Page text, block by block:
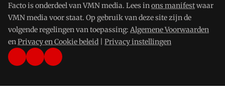
Facto is onderdeel van VMN media. Lees inons manifestwaar
VMN media voor staat. Op gebruik van deze site zijn de
volgende regelingen van toepassing: Algemene Voorwaarden
enPrivacy en Cookie beleid Privacy instellingen